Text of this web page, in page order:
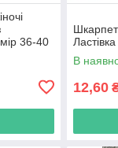
36-40
В
12,60